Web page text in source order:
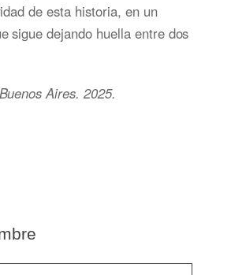
de esta historia, en un
sigue dejando huella entre dos
Aires. 2025.